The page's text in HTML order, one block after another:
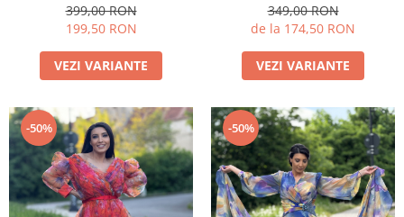
399,00 RON
199,50 RON
VEZI VARIANTE
349,00 RON
de la 174,50 RON
VEZI VARIANTE
-50% -50%